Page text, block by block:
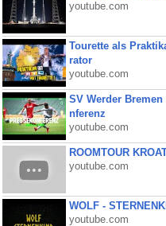
youtube.com
Tourette als
rator
youtube.com
SV Werder
nferenz
youtube.com
ROOMTOUR
youtube.com
WOLF -
youtube.com